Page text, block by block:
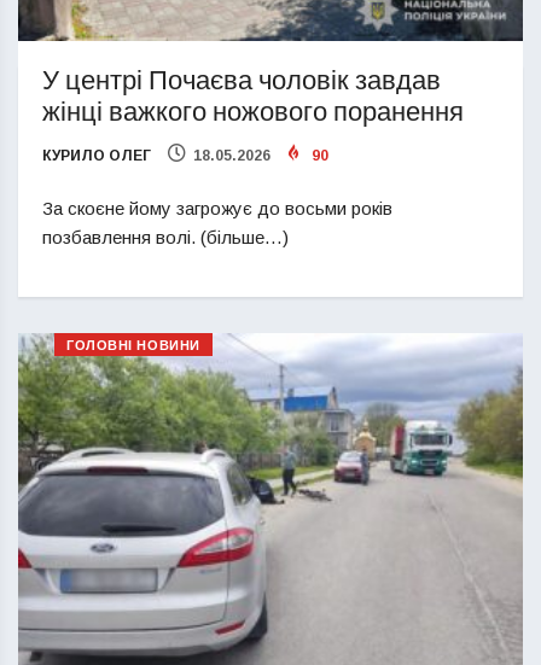
У центрі Почаєва чоловік завдав
жінці важкого ножового поранення
КУРИЛО ОЛЕГ 18.05.2026 90
За скоєне йому загрожує до восьми років
позбавлення волі. (більше…)
ГОЛОВНІ НОВИНИ